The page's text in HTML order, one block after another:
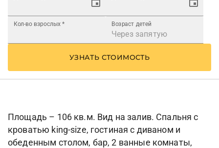
Кол-во взрослых * Возраст детей
УЗНАТЬ СТОИМОСТЬ
Площадь – 106 кв.м. Вид на залив. Спальня с
кроватью king-size, гостиная с диваном и
обеденным столом, бар, 2 ванные комнаты,